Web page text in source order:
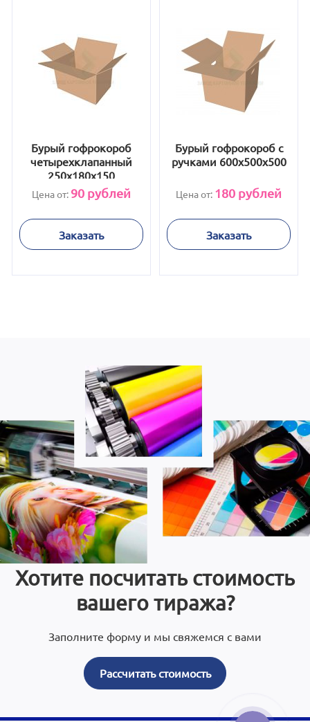
Бурый гофрокороб
четырехклапанный
250х180х150
Цена от: 90рублей
Заказать
Бурый гофрокороб с
ручками 600х500х500
Цена от: 180 рублей
Заказать
Хотите посчитать стоимость
вашего тиража?
Заполните форму и мы свяжемся с вами
Рассчитать стоимость